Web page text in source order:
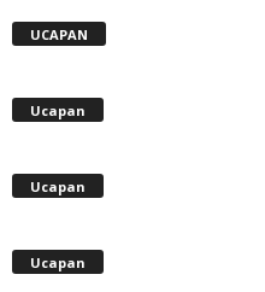
UCAPAN
Ucapan
Ucapan
Ucapan